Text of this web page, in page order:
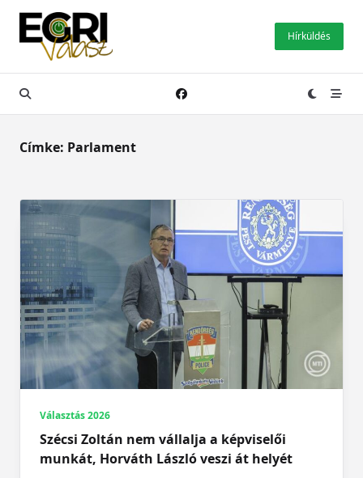
Skip
content
Hírküldés
Címke: Parlament
Választás 2026
Szécsi Zoltán nem vállalja a képviselői
munkát, Horváth László veszi át helyét